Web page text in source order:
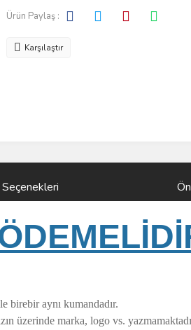
Ürün Paylaş :
Karşılaştır
birebir aynı kumandadır.
üzerinde marka, logo vs.